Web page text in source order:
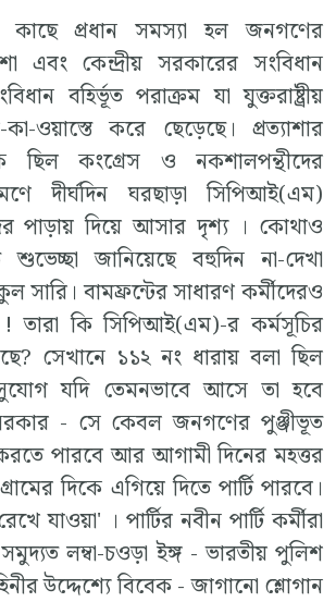
কাছে প্রধান সমস্যা হল জনগণের
এবং কেন্দ্রীয় সরকারের সংবিধান
বহির্ভূত পরাক্রম যা যুক্তরাষ্ট্রীয়
ওয়াস্তে করে ছেড়েছে। প্রত্যাশার
ছিল কংগ্রেস ও নকশালপন্থীদের
দীর্ঘদিন ঘরছাড়া সিপিআই(এম)
পাড়ায় দিয়ে আসার দৃশ্য । কোথাও
জানিয়েছে বহুদিন না-দেখা
সারি। বামফ্রন্টের সাধারণ কর্মীদেরও
! তারা কি সিপিআই(এম)-র কর্মসূচির
সেখানে ১১২ নং ধারায় বলা ছিল
যদি তেমনভাবে আসে তা হবে
সরকার - সে কেবল জনগণের পুঞ্জীভূত
পারবে আর আগামী দিনের মহত্তর
দিকে এগিয়ে দিতে পার্টি পারবে।
যাওয়া' । পার্টির নবীন পার্টি কর্মীরা
লম্বা-চওড়া ইঙ্গ - ভারতীয় পুলিশ
উদ্দেশ্যে বিবেক - জাগানো শ্লোগান